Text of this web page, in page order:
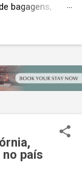
bagagens,
anual
(© SITA)
mala
Com um
uma mala
país